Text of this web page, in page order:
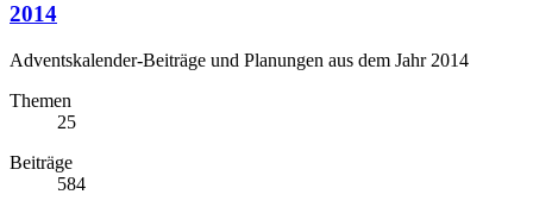
2014
Adventskalender-Beiträge und Planungen aus dem Jahr 2014
Themen
25
Beiträge
584